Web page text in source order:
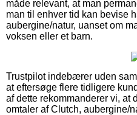
måde relevant, at man
man til enhver tid kan bevise
aubergine/natur, uanset om
voksen eller et barn.
Trustpilot indebærer uden
at eftersøge flere tidligere
af dette rekommanderer vi, at
omtaler af Clutch, aubergine/